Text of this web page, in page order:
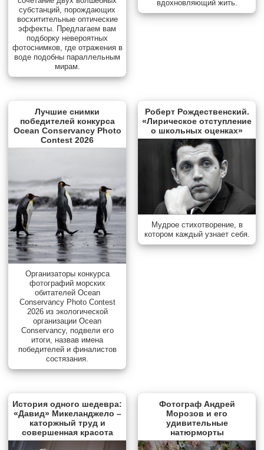
субстанций, порождающих
восхитительные оптические
эффекты. Предлагаем вам
подборку невероятных
фотоснимков, где отражения в
воде подобны параллельным
мирам.
вдохновляющий жить.
Лучшие снимки
победителей конкурса
Ocean Conservancy Photo
Contest 2026
Организаторы конкурса
фотографий морских
обитателей Ocean
Conservancy Photo Contest
2026 из экологической
организации Ocean
Conservancy, подвели его
итоги, назвав имена
победителей и финалистов
состязания.
Роберт Рождественский.
«Лирическое отступление
о школьных оценках»
Мудрое стихотворение, в
котором каждый узнает себя.
История одного шедевра:
«Давид» Микеланджело –
каторжный труд и
совершенная красота
Фотограф Андрей
Морозов и его
удивительные
натюрморты